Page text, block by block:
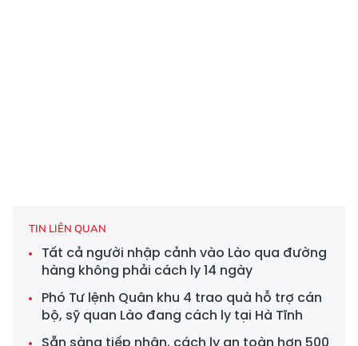
TIN LIÊN QUAN
Tất cả người nhập cảnh vào Lào qua đường
hàng không phải cách ly 14 ngày
Phó Tư lệnh Quân khu 4 trao quà hỗ trợ cán
bộ, sỹ quan Lào đang cách ly tại Hà Tĩnh
Sẵn sàng tiếp nhận, cách ly an toàn hơn 500